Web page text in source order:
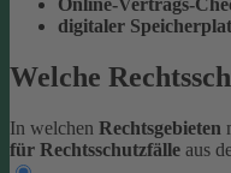
Online-Vertrags-
digitaler
Welche
In welchen Rechtsgebieten
für Rechtsschutzfälle aus